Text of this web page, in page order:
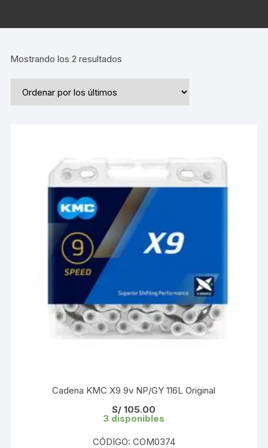
Mostrando los 2 resultados
Cadena KMC X9 9v NP/GY 116L Original
S/ 105.00
3 disponibles
CÓDIGO: COM0374